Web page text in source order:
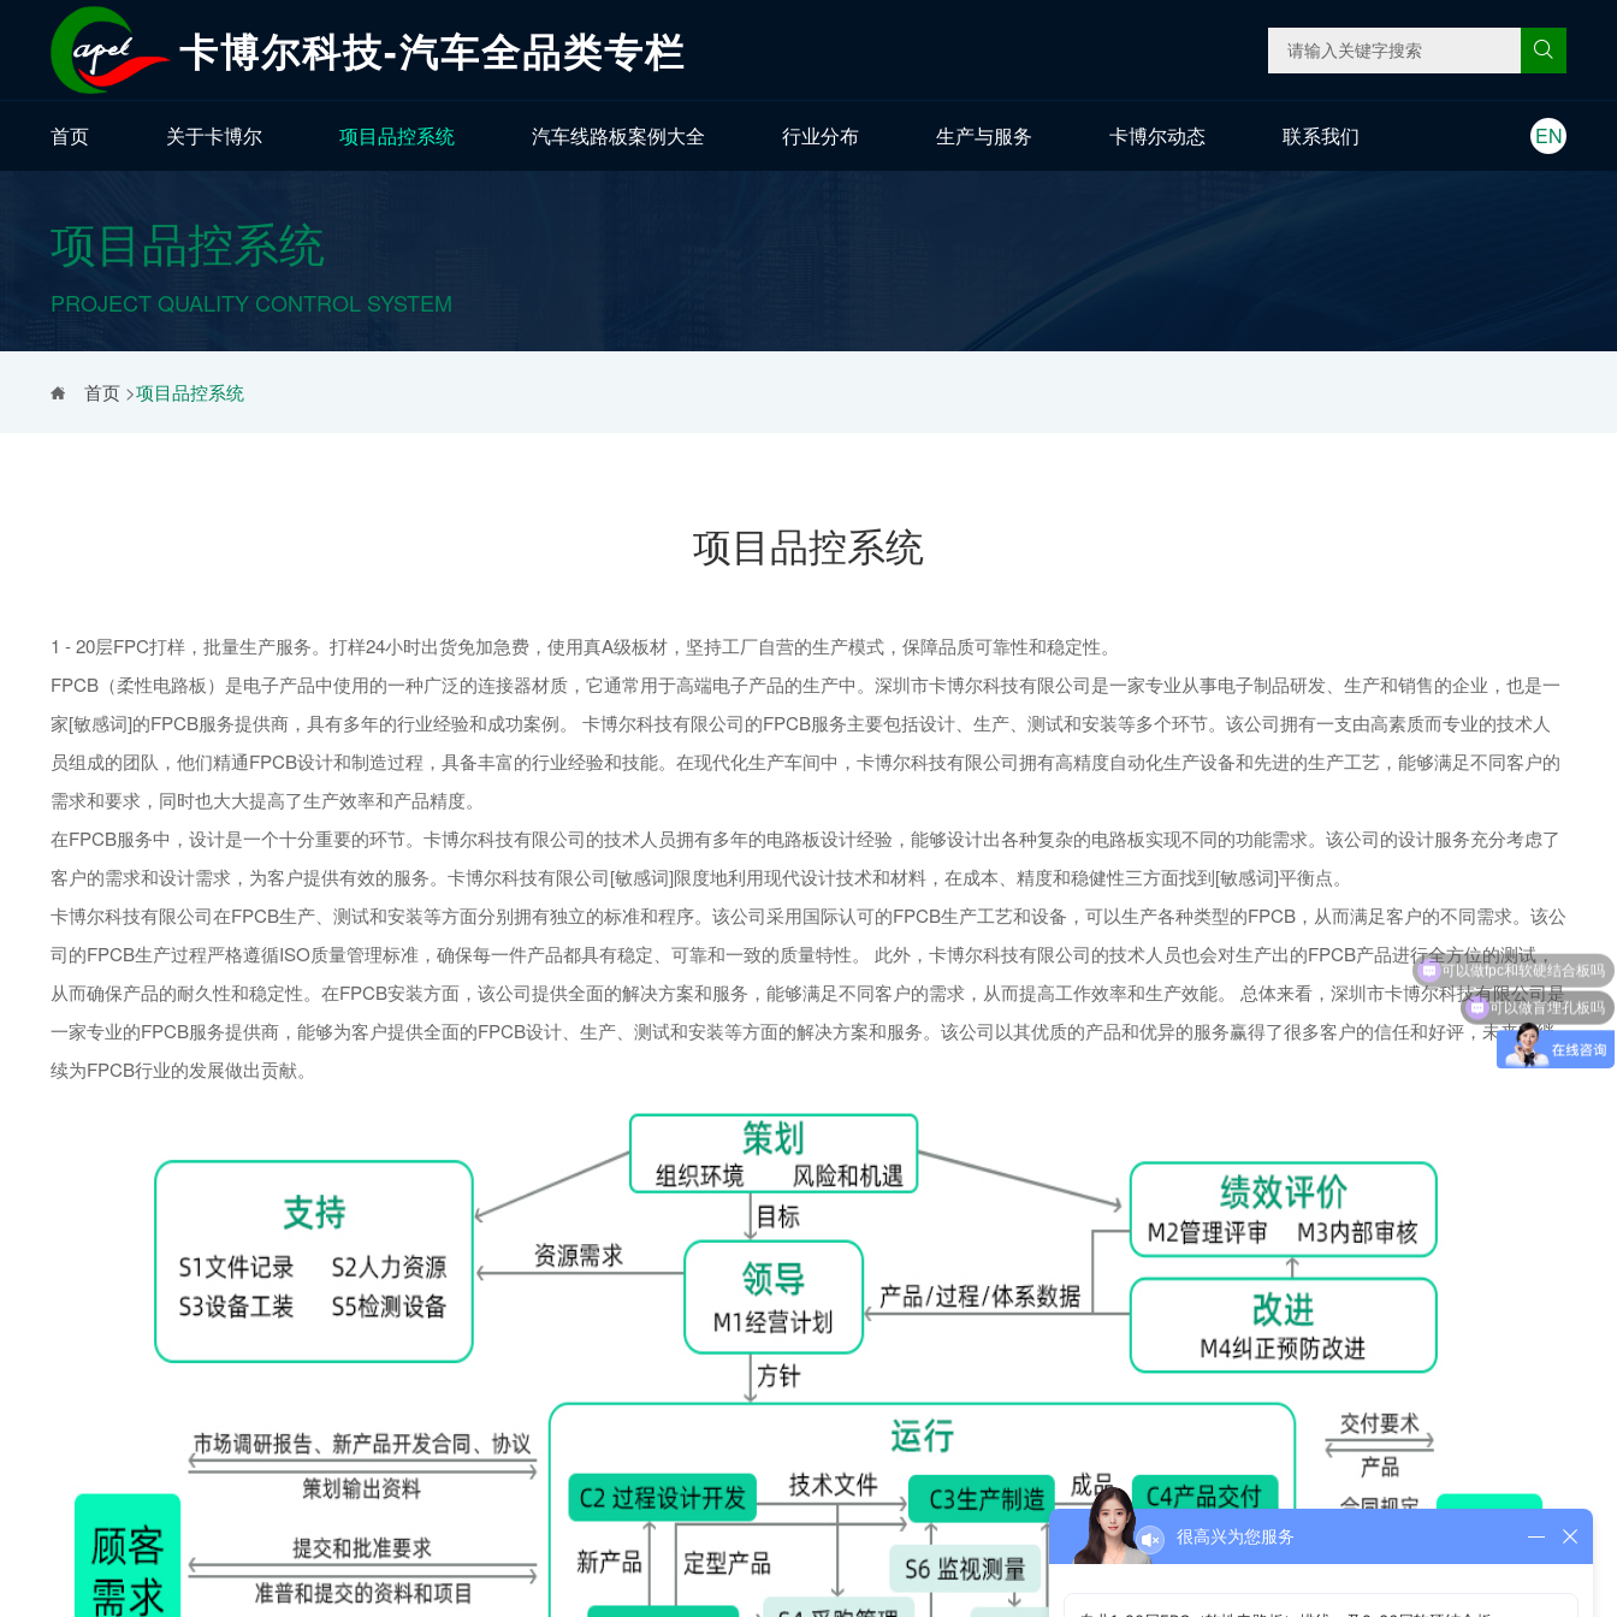
卡博尔科技-汽车全品类专栏
首页 关于卡博尔 项目品控系统 汽车线路板案例大全 行业分布 生产与服务 卡博尔动态 联系我们 EN
项目品控系统
PROJECT QUALITY CONTROL SYSTEM
首页>项目品控系统
项目品控系统
1 - 20层FPC打样，批量生产服务。打样24小时出货免加急费，使用真A级板材，坚持工厂自营的生产模式，保障品质可靠性和稳定性。
FPCB（柔性电路板）是电子产品中使用的一种广泛的连接器材质，它通常用于高端电子产品的生产中。深圳市卡博尔科技有限公司是一家专业从事电子制品研发、生产和销售的企业，也是一
家[敏感词]的FPCB服务提供商，具有多年的行业经验和成功案例。 卡博尔科技有限公司的FPCB服务主要包括设计、生产、测试和安装等多个环节。该公司拥有一支由高素质而专业的技术人
员组成的团队，他们精通FPCB设计和制造过程，具备丰富的行业经验和技能。在现代化生产车间中，卡博尔科技有限公司拥有高精度自动化生产设备和先进的生产工艺，能够满足不同客户的
需求和要求，同时也大大提高了生产效率和产品精度。
在FPCB服务中，设计是一个十分重要的环节。卡博尔科技有限公司的技术人员拥有多年的电路板设计经验，能够设计出各种复杂的电路板实现不同的功能需求。该公司的设计服务充分考虑了
客户的需求和设计需求，为客户提供有效的服务。卡博尔科技有限公司[敏感词]限度地利用现代设计技术和材料，在成本、精度和稳健性三方面找到[敏感词]平衡点。
卡博尔科技有限公司在FPCB生产、测试和安装等方面分别拥有独立的标准和程序。该公司采用国际认可的FPCB生产工艺和设备，可以生产各种类型的FPCB，从而满足客户的不同需求。该公
司的FPCB生产过程严格遵循ISO质量管理标准，确保每一件产品都具有稳定、可靠和一致的质量特性。 此外，卡博尔科技有限公司的技术人员也会对生产出的FPCB产品进行全方位的测试，
从而确保产品的耐久性和稳定性。在FPCB安装方面，该公司提供全面的解决方案和服务，能够满足不同客户的需求，从而提高工作效率和生产效能。 总体来看，深圳市卡博尔科技有限公司是
一家专业的FPCB服务提供商，能够为客户提供全面的FPCB设计、生产、测试和安装等方面的解决方案和服务。该公司以其优质的产品和优异的服务赢得了很多客户的信任和好评，未来将继
续为FPCB行业的发展做出贡献。
可以做fpc和软硬结合板吗
可以做盲埋孔板吗
很高兴为您服务